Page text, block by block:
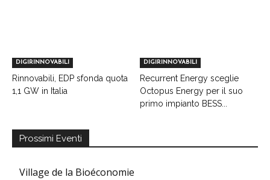
DIGIRINNOVABILI
Rinnovabili, EDP sfonda quota
1,1 GW in Italia
DIGIRINNOVABILI
Recurrent Energy sceglie
Octopus Energy per il suo
primo impianto BESS...
Prossimi Eventi
Village de la Bioéconomie